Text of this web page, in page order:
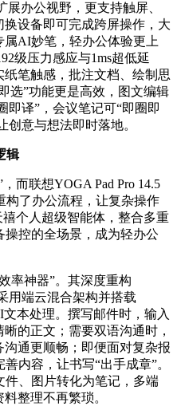
展办公视野，更支持触屏、
设备即可完成跨屏操作，大
AI妙笔，轻办公体验更上
级压力感应与1ms超低延
笔触感，批注文档、绘制思
选”功能更是高效，图文编辑
即译”，会议笔记可“即圈即
创意与想法即时落地。
辑
而联想YOGA Pad Pro 14.5
了办公流程，让复杂操作
个人超级智能体，整合多重
控的全场景，成为轻办公
率神器”。其深度重构
用端云混合架构并搭载
本处理。撰写邮件时，输入
的正文；需要双语沟通时，
通更顺畅；即便面对复杂报
内容，让书写“出手成章”。
、图片转化为笔记，多端
整理不再繁琐。